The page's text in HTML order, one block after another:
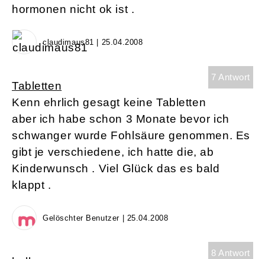
hormonen nicht ok ist .
claudimaus81 | 25.04.2008
7 Antwort
Tabletten
Kenn ehrlich gesagt keine Tabletten
aber ich habe schon 3 Monate bevor ich
schwanger wurde Fohlsäure genommen. Es
gibt je verschiedene, ich hatte die, ab
Kinderwunsch . Viel Glück das es bald
klappt .
Gelöschter Benutzer | 25.04.2008
8 Antwort